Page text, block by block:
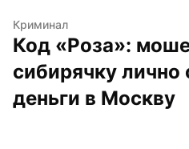
Криминал
Код «Роза»:
сибирячку лично
деньги в Москву